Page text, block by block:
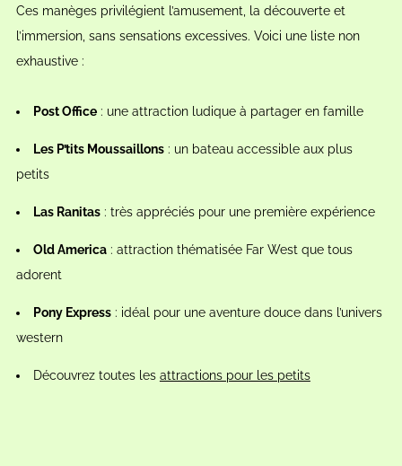
Ces manèges privilégient l’amusement, la découverte et
l’immersion, sans sensations excessives. Voici une liste non
exhaustive :
Post Office: une attraction ludique à partager en famille
Les P’tits Moussaillons: un bateau accessible aux plus
petits
Las Ranitas: très appréciés pour une première expérience
Old America: attraction thématisée Far West que tous
adorent
Pony Express: idéal pour une aventure douce dans l’univers
western
Découvrez toutes les attractions pour les petits